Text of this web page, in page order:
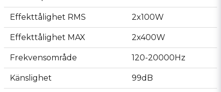
Effekttålighet RMS 2x100W
Effekttålighet MAX 2x400W
Frekvensområde 120-20000Hz
Känslighet 99dB